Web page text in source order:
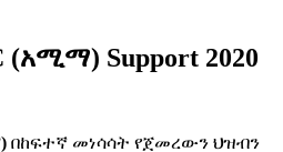
(አሚማ) Support 2020
በከፍተኛ መነሳሳት የጀመረውን ህዝብን